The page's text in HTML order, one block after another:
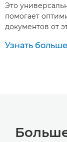
Это
помогает
документов от
Узнать больше